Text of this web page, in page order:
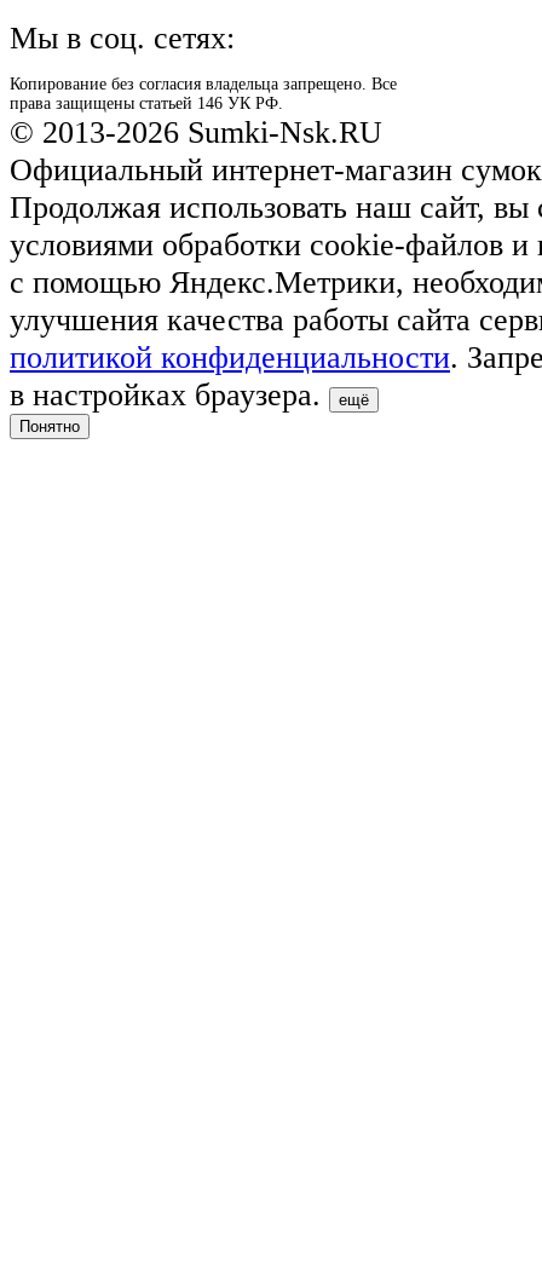
Мы в соц. сетях:
Копирование без согласия владельца запрещено. Все
права защищены статьей 146 УК РФ.
© 2013-2026 Sumki-Nsk.RU
Официальный интернет-магазин
Продолжая использовать наш сайт, вы
условиями обработки cookie-файлов и
с помощью Яндекс.Метрики,
улучшения качества работы сайта
политикой конфиденциальности.
в настройках браузера.
ещё
Понятно